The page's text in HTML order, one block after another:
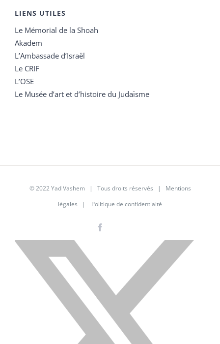
LIENS UTILES
Le Mémorial de la Shoah
Akadem
L’Ambassade d’Israël
Le CRIF
L’OSE
Le Musée d’art et d’histoire du Judaïsme
© 2022 Yad Vashem | Tous droits réservés | Mentions
légales | Politique de confidentialté